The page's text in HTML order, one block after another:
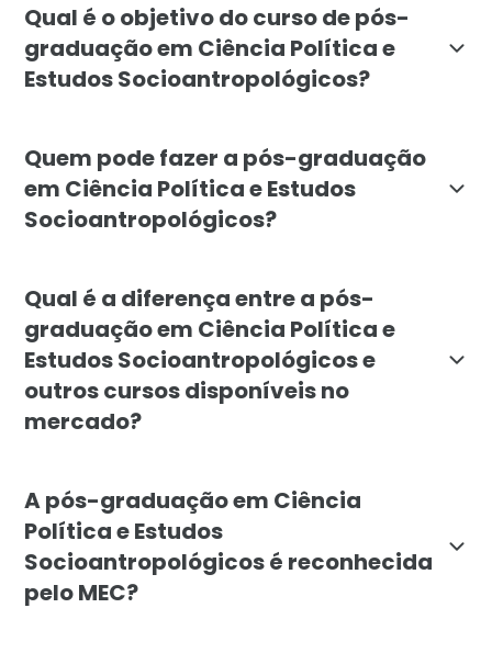
Qual é o objetivo do curso de pós-
graduação em Ciência Política e
Estudos Socioantropológicos?
Quem pode fazer a pós-graduação
em Ciência Política e Estudos
Socioantropológicos?
Qual é a diferença entre a pós-
graduação em Ciência Política e
Estudos Socioantropológicos e
outros cursos disponíveis no
mercado?
A pós-graduação em Ciência
Política e Estudos
Socioantropológicos é reconhecida
pelo MEC?